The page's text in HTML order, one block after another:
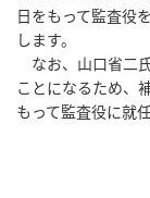
日をもって監査役
します。
なお、山口省二
ことになるため、
もって監査役に就